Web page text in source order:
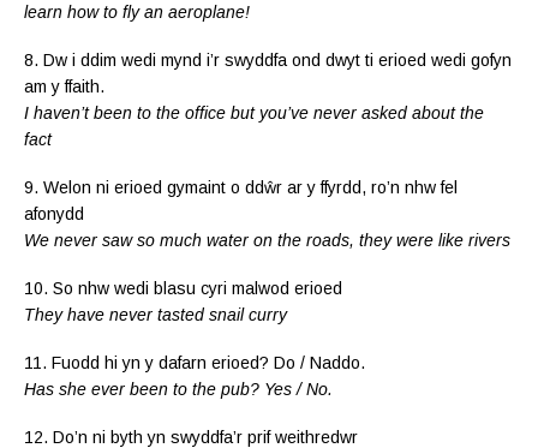
learn how to fly an aeroplane!
8. Dw i ddim wedi mynd i’r swyddfa ond dwyt ti erioed wedi gofyn
am y ffaith.
I haven’t been to the office but you’ve never asked about the
fact
9. Welon ni erioed gymaint o ddŵr ar y ffyrdd, ro’n nhw fel
afonydd
We never saw so much water on the roads, they were like rivers
10. So nhw wedi blasu cyri malwod erioed
They have never tasted snail curry
11. Fuodd hi yn y dafarn erioed? Do / Naddo.
Has she ever been to the pub? Yes / No.
12. Do’n ni byth yn swyddfa’r prif weithredwr